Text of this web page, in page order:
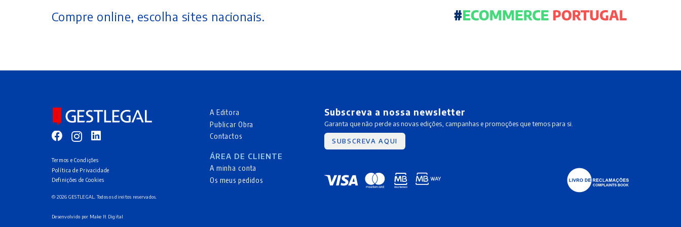
Compre online, escolha sites nacionais.
Termos e Condições
Política de Privacidade
Definições de Cookies
© 2026 GESTLEGAL. Todos os direitos reservados.
Desenvolvido por Make It Digital
A Editora
Publicar Obra
Contactos
ÁREA DE CLIENTE
A minha conta
Os meus pedidos
Subscreva a nossa newsletter
Garanta que não perde as novas edições, campanhas e promoções que temos para si.
SUBSCREVA AQUI